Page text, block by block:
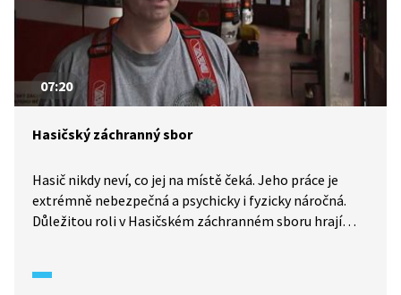
07:20
Hasičský záchranný sbor
Hasič nikdy neví, co jej na místě čeká. Jeho práce je
extrémně nebezpečná a psychicky i fyzicky náročná.
Důležitou roli v Hasičském záchranném sboru hrají